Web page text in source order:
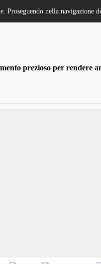
prezioso per rendere
Proseguendo nella navigazione